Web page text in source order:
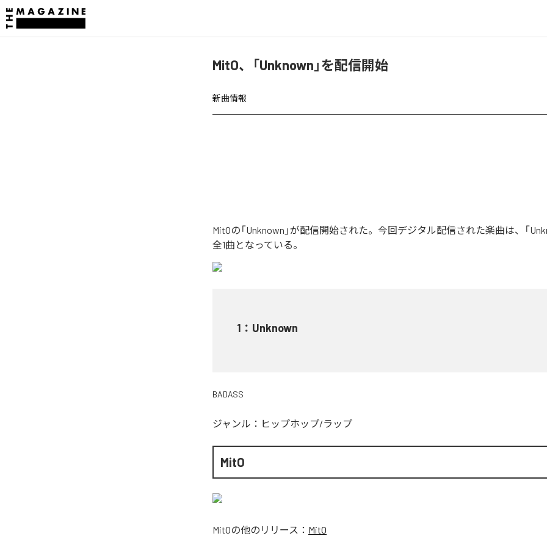
MitO、「Unknown」を配信開始
新曲情報
MitOの「Unknown」が配信開始された。今回デジタル配信された楽曲は、「
全1曲となっている。
1 ： Unknown
BADASS
ジャンル： ヒップホップ/ラップ
MitO
MitOの他のリリース： MitO